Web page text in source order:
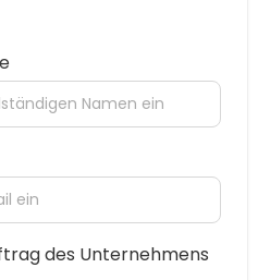
des Unternehmens